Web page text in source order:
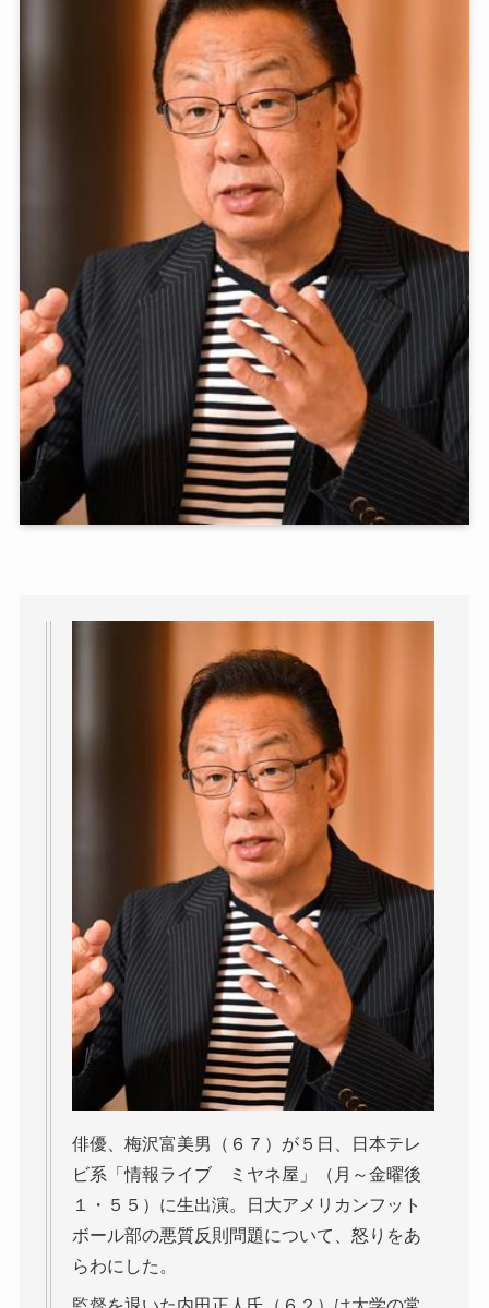
俳優、梅沢富美男（６７）が５日、日本テレ
ビ系「情報ライブ ミヤネ屋」（月～金曜後
１・５５）に生出演。日大アメリカンフット
ボール部の悪質反則問題について、怒りをあ
らわにした。